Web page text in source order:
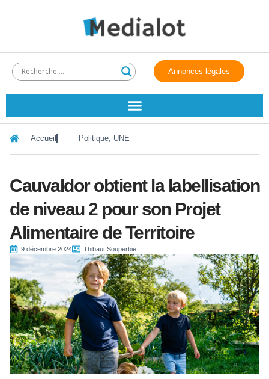
Annonces légales
Accueil Politique, UNE
Cauvaldor obtient la labellisation
de niveau 2 pour son Projet
Alimentaire de Territoire
9 décembre 2024 Thibaut Souperbie